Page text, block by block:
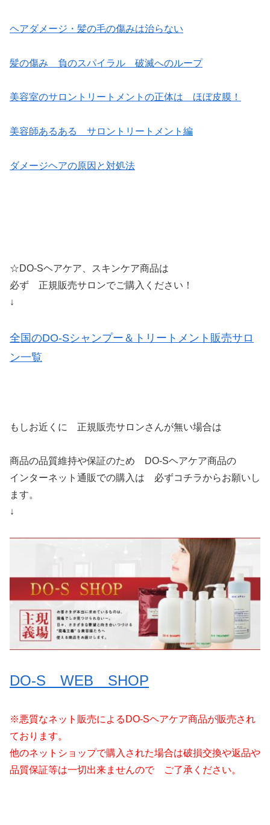
ヘアダメージ・髪の毛の傷みは治らない
髪の傷み 負のスパイラル 破滅へのループ
美容室のサロントリートメントの正体は ほぼ皮膜！
美容師あるある サロントリートメント編
ダメージヘアの原因と対処法
☆DO-Sヘアケア、スキンケア商品は
必ず 正規販売サロンでご購入ください！
↓
全国のDO-Sシャンプー＆トリートメント販売サロ
ン一覧
もしお近くに 正規販売サロンさんが無い場合は
商品の品質維持や保証のため DO-Sヘアケア商品の
インターネット通販での購入は 必ずコチラからお願いし
ます。
↓
DO-S WEB SHOP
※悪質なネット販売によるDO-Sヘアケア商品が販売され
ております。
他のネットショップで購入された場合は破損交換や返品や
品質保証等は一切出来ませんので ご了承ください。